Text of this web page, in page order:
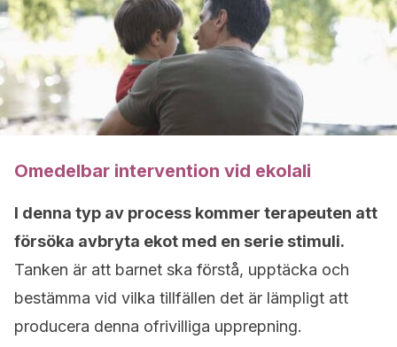
Omedelbar intervention vid ekolali
I denna typ av process kommer terapeuten att
försöka avbryta ekot med en serie stimuli.
Tanken är att barnet ska förstå, upptäcka och
bestämma vid vilka tillfällen det är lämpligt att
producera denna ofrivilliga upprepning.